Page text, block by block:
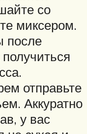
со
миксером.
после
отправьте
Аккуратно
у вас